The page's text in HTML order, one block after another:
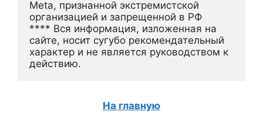
Meta, признанной экстремистской
организацией и запрещенной в РФ
**** Вся информация, изложенная на
сайте, носит сугубо рекомендательный
характер и не является руководством к
действию.
На главную